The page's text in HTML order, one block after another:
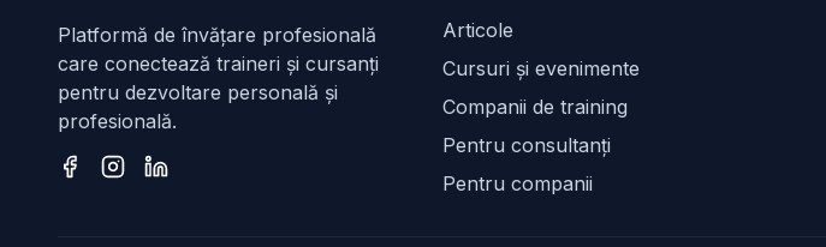
Platformă de învățare profesională
care conectează traineri și cursanți
pentru dezvoltare personală și
profesională.
Articole
Cursuri și evenimente
Companii de training
Pentru consultanți
Pentru companii